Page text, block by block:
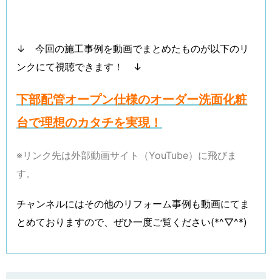
↓ 今回の施工事例を動画でまとめたものが以下のリ
ンクにて視聴できます！ ↓
下部配管オープン仕様のオーダー洗面化粧
台で理想のカタチを実現！
※リンク先は外部動画サイト（YouTube）に飛びま
す。
チャンネルにはその他のリフォーム事例も動画にてま
とめておりますので、ぜひ一度ご覧ください(*^▽^*)